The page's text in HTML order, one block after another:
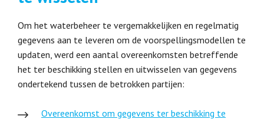
Om het waterbeheer te vergemakkelijken en regelmatig
gegevens aan te leveren om de voorspellingsmodellen te
updaten, werd een aantal overeenkomsten betreffende
het ter beschikking stellen en uitwisselen van gegevens
ondertekend tussen de betrokken partijen:
Overeenkomst om gegevens ter beschikking te